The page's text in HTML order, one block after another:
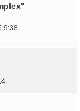
9:38